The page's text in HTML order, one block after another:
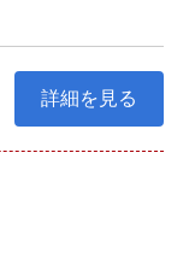
詳細を見る